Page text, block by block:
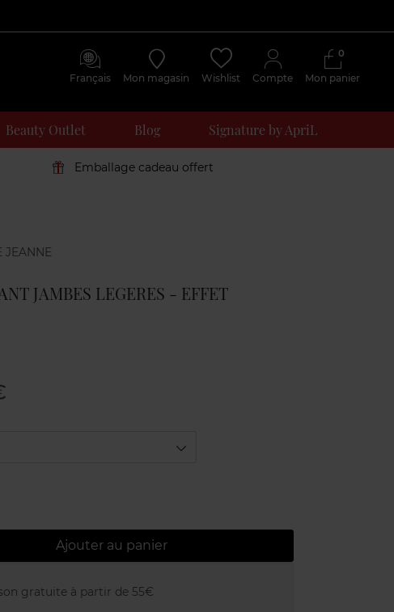
Français Mon magasin Wishlist Compte Mon panier
0
Beauty Outlet Blog Signature by ApriL
Emballage cadeau offert
JAMBES LEGERES - EFFET
Ajouter au panier
gratuite à partir de 55€